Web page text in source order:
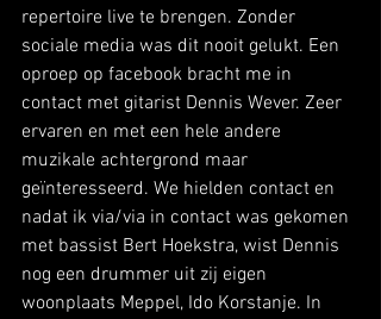
repertoire live te brengen. Zonder
sociale media was dit nooit gelukt. Een
oproep op facebook bracht me in
contact met gitarist Dennis Wever. Zeer
ervaren en met een hele andere
muzikale achtergrond maar
geïnteresseerd. We hielden contact en
nadat ik via/via in contact was gekomen
met bassist Bert Hoekstra, wist Dennis
nog een drummer uit zij eigen
woonplaats Meppel, Ido Korstanje. In